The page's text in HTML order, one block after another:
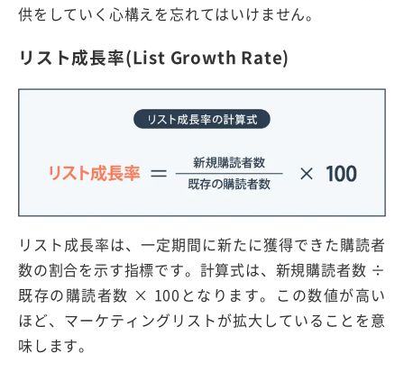
供をしていく心構えを忘れてはいけません。
リスト成長率(List Growth Rate)
リスト成長率は、一定期間に新たに獲得できた購読者
数の割合を示す指標です。計算式は、新規購読者数 ÷
既存の購読者数 × 100となります。この数値が高い
ほど、マーケティングリストが拡大していることを意
味します。